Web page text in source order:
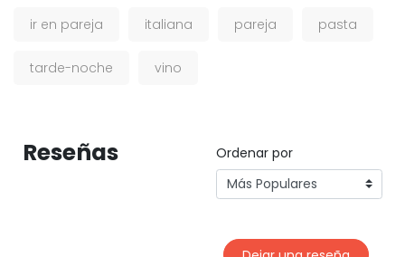
ir en pareja italiana pareja pasta
tarde-noche vino
Reseñas Ordenar por